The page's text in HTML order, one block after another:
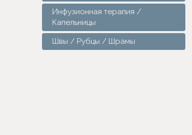
Инфузионная терапия /
Капельницы
Швы / Рубцы / Шрамы